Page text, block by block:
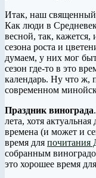
Итак, наш священный
Как люди в
весной, так,
сезона роста и
думаем, у них мог
сезон где-то в это
календарь. Ну что ж,
современном
Праздник винограда
лета, хотя
времена (и может и
время для почитания
собранным
это хорошее время